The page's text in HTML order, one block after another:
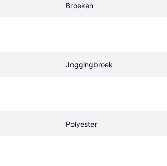
Broeken
Joggingbroek
Polyester